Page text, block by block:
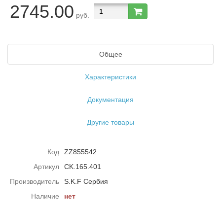
2745.00 руб.
Общее
Характеристики
Документация
Другие товары
Код
ZZ855542
Артикул
CK.165.401
Производитель
S.K.F Сербия
Наличие
нет